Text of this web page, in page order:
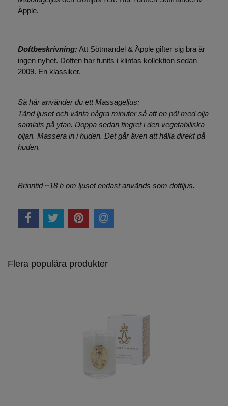
Äpple.
Doftbeskrivning: Att Sötmandel & Äpple gifter sig bra är
ingen nyhet. Doften har funits i klintas kollektion sedan
2009. En klassiker.
Så här använder du ett Massageljus:
Tänd ljuset och vänta några minuter så att en pöl med olja
samlats på ytan. Doppa sedan fingret i den vegetabiliska
oljan. Massera in i huden. Det går även att hälla direkt på
huden.
Brinntid ~18 h om ljuset endast används som doftljus.
Flera populära produkter